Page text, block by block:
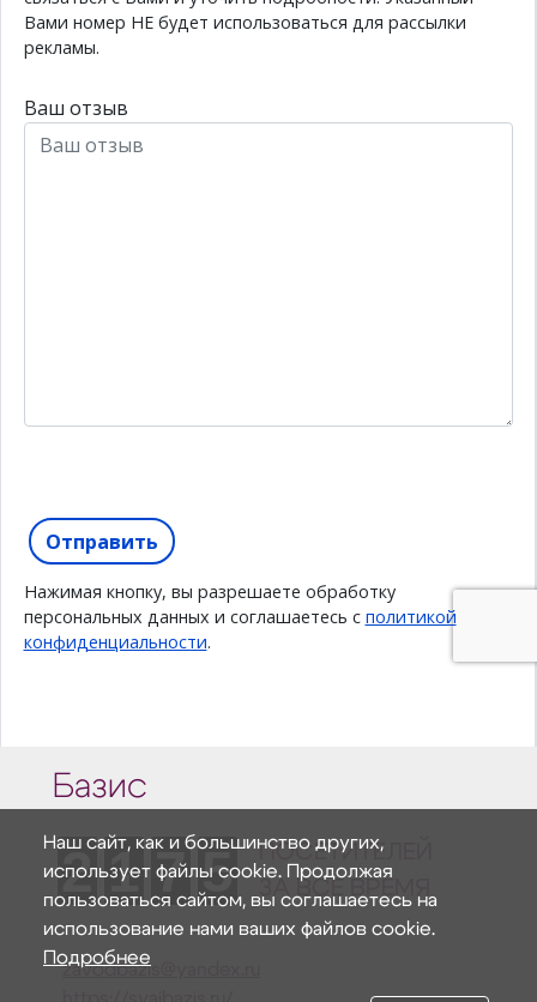
Базис
2 1 7 5
ПОСЕТИТЕЛЕЙ
ЗА ВСЕ ВРЕМЯ
zavodbazis@yandex.ru
Наш сайт, как и большинство других,
использует файлы cookie. Продолжая
пользоваться сайтом, вы соглашаетесь на
использование нами ваших файлов cookie.
Подробнее